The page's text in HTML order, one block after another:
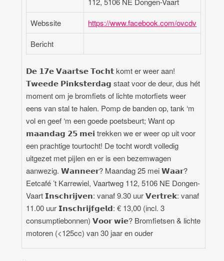
Webssite
https://www.facebook.com/ovcdv
Bericht
𝗗𝗲 𝟭𝟳𝗲 𝗩𝗮𝗮𝗿𝘁𝘀𝗲 𝗧𝗼𝗰𝗵𝘁 komt er weer aan!
𝗧𝘄𝗲𝗲𝗱𝗲 𝗣𝗶𝗻𝗸𝘀𝘁𝗲𝗿𝗱𝗮𝗴 staat voor de deur, dus hét
moment om je bromfiets of lichte motorfiets weer
eens van stal te halen. Pomp de banden op, tank ‘m
vol en geef ‘m een goede poetsbeurt; Want op
𝗺𝗮𝗮𝗻𝗱𝗮𝗴 𝟮𝟱 𝗺𝗲𝗶 trekken we er weer op uit voor
een prachtige tourtocht! De tocht wordt volledig
uitgezet met pijlen en er is een bezemwagen
aanwezig. 𝗪𝗮𝗻𝗻𝗲𝗲𝗿? Maandag 25 mei 𝗪𝗮𝗮𝗿?
Eetcafé ’t Karrewiel, Vaartweg 112, 5106 NE Dongen-
Vaart 𝗜𝗻𝘀𝗰𝗵𝗿𝗶𝗷𝘃𝗲𝗻: vanaf 9.30 uur 𝗩𝗲𝗿𝘁𝗿𝗲𝗸: vanaf
11.00 uur 𝗜𝗻𝘀𝗰𝗵𝗿𝗶𝗷𝗳𝗴𝗲𝗹𝗱: € 13,00 (incl. 3
consumptiebonnen) 𝗩𝗼𝗼𝗿 𝘄𝗶𝗲? Bromfietsen & lichte
motoren (<125cc) van 30 jaar en ouder